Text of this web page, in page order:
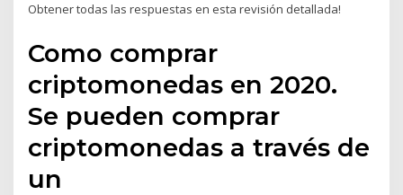
Obtener todas las respuestas en esta revisión detallada!
Como comprar
criptomonedas en 2020.
Se pueden comprar
criptomonedas a través de
un